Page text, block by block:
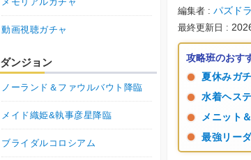
編集者 パズド
最終更新日
攻略班のおす
夏休みガ
水着ヘス
メニット
最強リー
動画視聴ガチャ
ダンジョン
ノーランド＆ファウルバウト降臨
メイド織姫&執事彦星降臨
ブライダルコロシアム